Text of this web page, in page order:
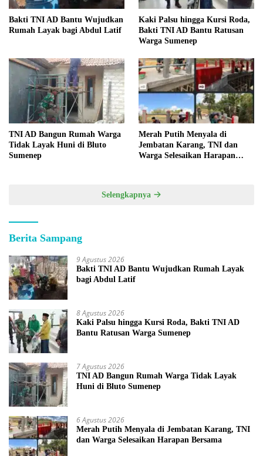
Bakti TNI AD Bantu Wujudkan
Rumah Layak bagi Abdul Latif
Kaki Palsu hingga Kursi Roda,
Bakti TNI AD Bantu Ratusan
Warga Sumenep
TNI AD Bangun Rumah Warga
Tidak Layak Huni di Bluto
Sumenep
Merah Putih Menyala di
Jembatan Karang, TNI dan
Warga Selesaikan Harapan
Selengkapnya
Berita Sampang
9 Agustus 2026
Bakti TNI AD Bantu Wujudkan Rumah Layak
bagi Abdul Latif
8 Agustus 2026
Kaki Palsu hingga Kursi Roda, Bakti TNI AD
Bantu Ratusan Warga Sumenep
7 Agustus 2026
TNI AD Bangun Rumah Warga Tidak Layak
Huni di Bluto Sumenep
6 Agustus 2026
Merah Putih Menyala di Jembatan Karang, TNI
dan Warga Selesaikan Harapan Bersama